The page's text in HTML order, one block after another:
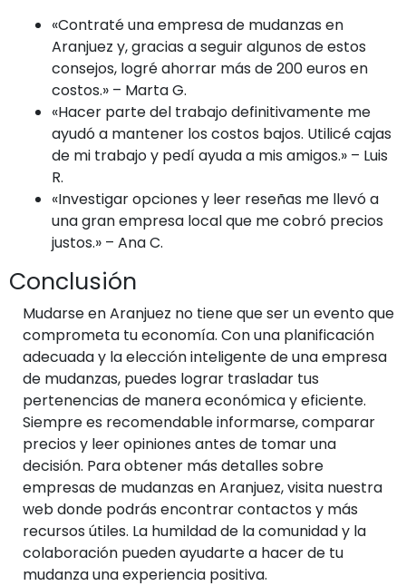
«Contraté una empresa de mudanzas en
Aranjuez y, gracias a seguir algunos de estos
consejos, logré ahorrar más de 200 euros en
costos.» – Marta G.
«Hacer parte del trabajo definitivamente me
ayudó a mantener los costos bajos. Utilicé cajas
de mi trabajo y pedí ayuda a mis amigos.» – Luis
R.
«Investigar opciones y leer reseñas me llevó a
una gran empresa local que me cobró precios
justos.» – Ana C.
Conclusión
Mudarse en Aranjuez no tiene que ser un evento que
comprometa tu economía. Con una planificación
adecuada y la elección inteligente de una empresa
de mudanzas, puedes lograr trasladar tus
pertenencias de manera económica y eficiente.
Siempre es recomendable informarse, comparar
precios y leer opiniones antes de tomar una
decisión. Para obtener más detalles sobre
empresas de mudanzas en Aranjuez, visita nuestra
web donde podrás encontrar contactos y más
recursos útiles. La humildad de la comunidad y la
colaboración pueden ayudarte a hacer de tu
mudanza una experiencia positiva.